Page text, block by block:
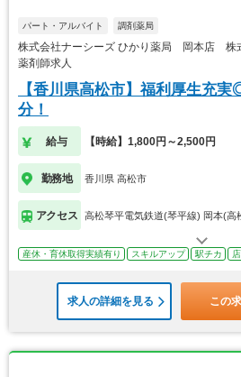
パート・アルバイト 調剤薬局
株式会社ナーシーズ ひかり薬局 岡本店 株
薬剤師求人
【香川県高松市】福利厚生充
分！
給与 【時給】1,800円～2,500円
勤務地 香川県 高松市
アクセス 高松琴平電気鉄道(琴平線) 岡本(高
産休・育休取得実績有り スキルアップ 駅チカ
求人の詳細を見る この